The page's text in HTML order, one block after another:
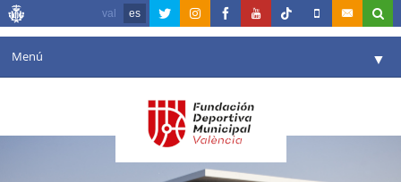
val es
Menú ▼
Agenda